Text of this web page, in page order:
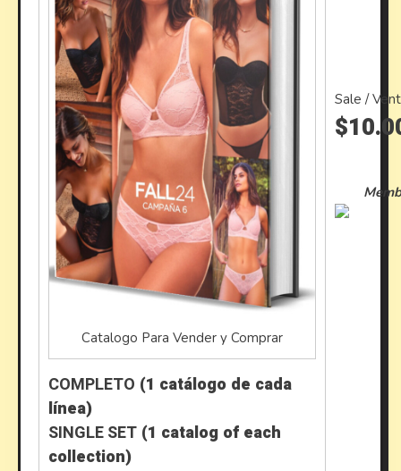
Catalogo Para Vender y Comprar
COMPLETO (1 catálogo de cada
línea)
SINGLE SET (1 catalog of each
collection)
Sale /